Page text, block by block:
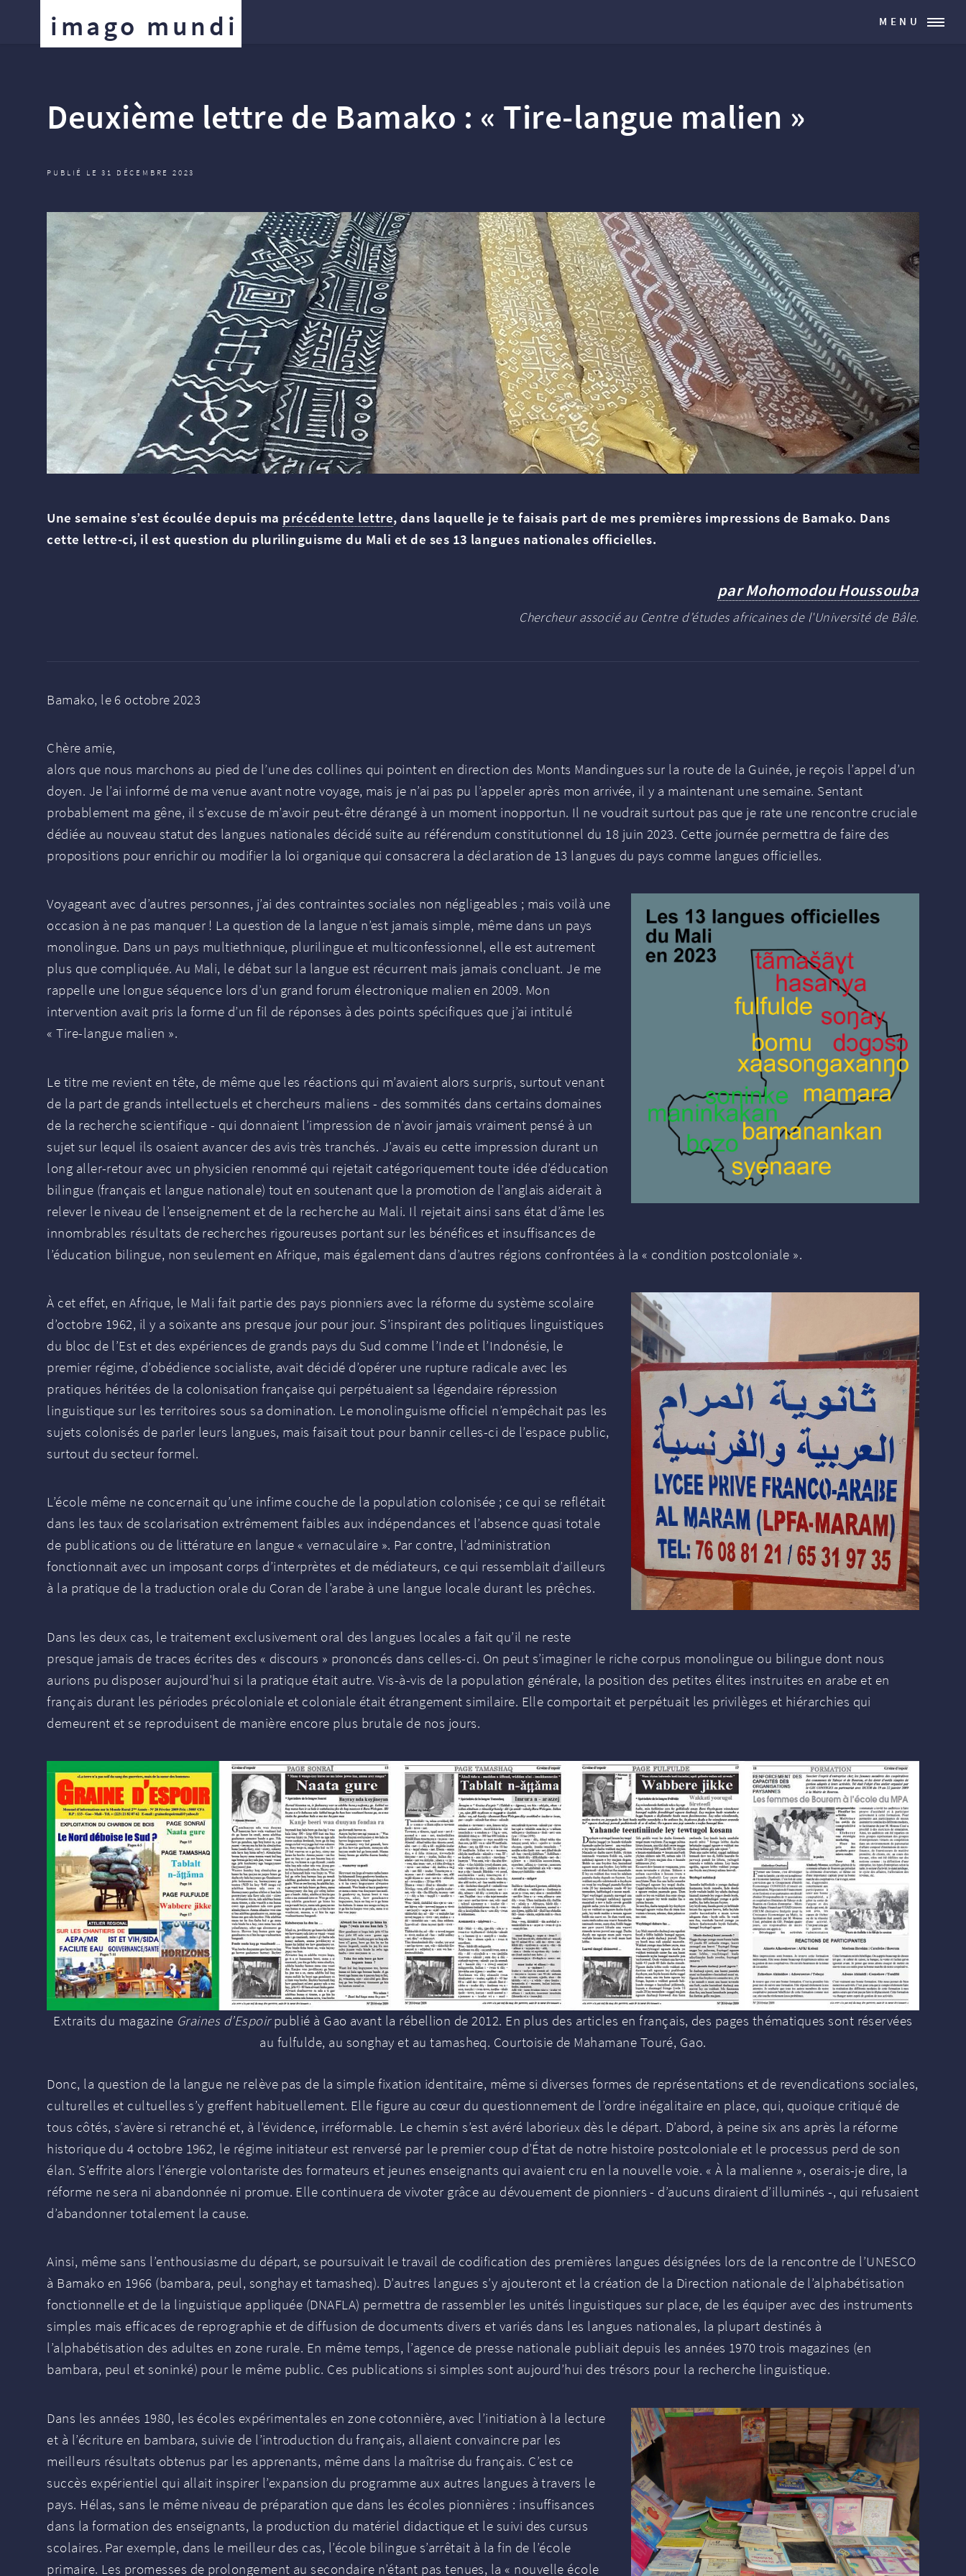
imago mundi MENU
Deuxième lettre de Bamako : « Tire-langue malien »
PUBLIÉ LE 31 DÉCEMBRE 2023
Une semaine s’est écoulée depuis ma précédente lettre, dans laquelle je te faisais part de mes premières impressions de Bamako. Dans
cette lettre-ci, il est question du plurilinguisme du Mali et de ses 13 langues nationales officielles.
par Mohomodou Houssouba
Chercheur associé au Centre d’études africaines de l'Université de Bâle.
Bamako, le 6 octobre 2023
Chère amie,
alors que nous marchons au pied de l’une des collines qui pointent en direction des Monts Mandingues sur la route de la Guinée, je reçois l’appel d’un
doyen. Je l’ai informé de ma venue avant notre voyage, mais je n’ai pas pu l’appeler après mon arrivée, il y a maintenant une semaine. Sentant
probablement ma gêne, il s’excuse de m’avoir peut-être dérangé à un moment inopportun. Il ne voudrait surtout pas que je rate une rencontre cruciale
dédiée au nouveau statut des langues nationales décidé suite au référendum constitutionnel du 18 juin 2023. Cette journée permettra de faire des
propositions pour enrichir ou modifier la loi organique qui consacrera la déclaration de 13 langues du pays comme langues officielles.
Voyageant avec d’autres personnes, j’ai des contraintes sociales non négligeables ; mais voilà une
occasion à ne pas manquer ! La question de la langue n’est jamais simple, même dans un pays
monolingue. Dans un pays multiethnique, plurilingue et multiconfessionnel, elle est autrement
plus que compliquée. Au Mali, le débat sur la langue est récurrent mais jamais concluant. Je me
rappelle une longue séquence lors d’un grand forum électronique malien en 2009. Mon
intervention avait pris la forme d’un fil de réponses à des points spécifiques que j’ai intitulé
« Tire-langue malien ».
Le titre me revient en tête, de même que les réactions qui m’avaient alors surpris, surtout venant
de la part de grands intellectuels et chercheurs maliens - des sommités dans certains domaines
de la recherche scientifique - qui donnaient l’impression de n’avoir jamais vraiment pensé à un
sujet sur lequel ils osaient avancer des avis très tranchés. J’avais eu cette impression durant un
long aller-retour avec un physicien renommé qui rejetait catégoriquement toute idée d’éducation
bilingue (français et langue nationale) tout en soutenant que la promotion de l’anglais aiderait à
relever le niveau de l’enseignement et de la recherche au Mali. Il rejetait ainsi sans état d’âme les
innombrables résultats de recherches rigoureuses portant sur les bénéfices et insuffisances de
l’éducation bilingue, non seulement en Afrique, mais également dans d’autres régions confrontées à la « condition postcoloniale ».
À cet effet, en Afrique, le Mali fait partie des pays pionniers avec la réforme du système scolaire
d’octobre 1962, il y a soixante ans presque jour pour jour. S’inspirant des politiques linguistiques
du bloc de l’Est et des expériences de grands pays du Sud comme l’Inde et l’Indonésie, le
premier régime, d’obédience socialiste, avait décidé d’opérer une rupture radicale avec les
pratiques héritées de la colonisation française qui perpétuaient sa légendaire répression
linguistique sur les territoires sous sa domination. Le monolinguisme officiel n’empêchait pas les
sujets colonisés de parler leurs langues, mais faisait tout pour bannir celles-ci de l’espace public,
surtout du secteur formel.
L’école même ne concernait qu’une infime couche de la population colonisée ; ce qui se reflétait
dans les taux de scolarisation extrêmement faibles aux indépendances et l’absence quasi totale
de publications ou de littérature en langue « vernaculaire ». Par contre, l’administration
fonctionnait avec un imposant corps d’interprètes et de médiateurs, ce qui ressemblait d’ailleurs
à la pratique de la traduction orale du Coran de l’arabe à une langue locale durant les prêches.
Dans les deux cas, le traitement exclusivement oral des langues locales a fait qu’il ne reste
presque jamais de traces écrites des « discours » prononcés dans celles-ci. On peut s’imaginer le riche corpus monolingue ou bilingue dont nous
aurions pu disposer aujourd’hui si la pratique était autre. Vis-à-vis de la population générale, la position des petites élites instruites en arabe et en
français durant les périodes précoloniale et coloniale était étrangement similaire. Elle comportait et perpétuait les privilèges et hiérarchies qui
demeurent et se reproduisent de manière encore plus brutale de nos jours.
Extraits du magazine Graines d’Espoirpublié à Gao avant la rébellion de 2012. En plus des articles en français, des pages thématiques sont réservées
au fulfulde, au songhay et au tamasheq. Courtoisie de Mahamane Touré, Gao.
Donc, la question de la langue ne relève pas de la simple fixation identitaire, même si diverses formes de représentations et de revendications sociales,
culturelles et cultuelles s’y greffent habituellement. Elle figure au cœur du questionnement de l’ordre inégalitaire en place, qui, quoique critiqué de
tous côtés, s’avère si retranché et, à l’évidence, irréformable. Le chemin s’est avéré laborieux dès le départ. D’abord, à peine six ans après la réforme
historique du 4 octobre 1962, le régime initiateur est renversé par le premier coup d’État de notre histoire postcoloniale et le processus perd de son
élan. S’effrite alors l’énergie volontariste des formateurs et jeunes enseignants qui avaient cru en la nouvelle voie. « À la malienne », oserais-je dire, la
réforme ne sera ni abandonnée ni promue. Elle continuera de vivoter grâce au dévouement de pionniers - d’aucuns diraient d’illuminés -, qui refusaient
d’abandonner totalement la cause.
Ainsi, même sans l’enthousiasme du départ, se poursuivait le travail de codification des premières langues désignées lors de la rencontre de l’UNESCO
à Bamako en 1966 (bambara, peul, songhay et tamasheq). D’autres langues s’y ajouteront et la création de la Direction nationale de l’alphabétisation
fonctionnelle et de la linguistique appliquée (DNAFLA) permettra de rassembler les unités linguistiques sur place, de les équiper avec des instruments
simples mais efficaces de reprographie et de diffusion de documents divers et variés dans les langues nationales, la plupart destinés à
l’alphabétisation des adultes en zone rurale. En même temps, l’agence de presse nationale publiait depuis les années 1970 trois magazines (en
bambara, peul et soninké) pour le même public. Ces publications si simples sont aujourd’hui des trésors pour la recherche linguistique.
Dans les années 1980, les écoles expérimentales en zone cotonnière, avec l’initiation à la lecture
et à l’écriture en bambara, suivie de l’introduction du français, allaient convaincre par les
meilleurs résultats obtenus par les apprenants, même dans la maîtrise du français. C’est ce
succès expérientiel qui allait inspirer l’expansion du programme aux autres langues à travers le
pays. Hélas, sans le même niveau de préparation que dans les écoles pionnières : insuffisances
dans la formation des enseignants, la production du matériel didactique et le suivi des cursus
scolaires. Par exemple, dans le meilleur des cas, l’école bilingue s’arrêtait à la fin de l’école
primaire. Les promesses de prolongement au secondaire n’étant pas tenues, la « nouvelle école